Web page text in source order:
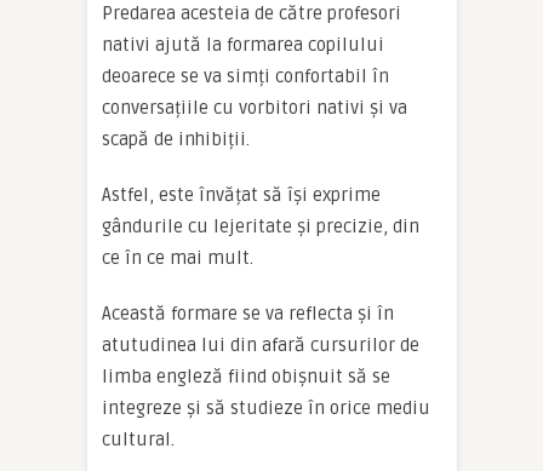
Predarea acesteia de către profesori
nativi ajută la formarea copilului
deoarece se va simți confortabil în
conversațiile cu vorbitori nativi și va
scapă de inhibiții.
Astfel, este învățat să își exprime
gândurile cu lejeritate și precizie, din
ce în ce mai mult.
Această formare se va reflecta și în
atutudinea lui din afară cursurilor de
limba engleză fiind obișnuit să se
integreze și să studieze în orice mediu
cultural.